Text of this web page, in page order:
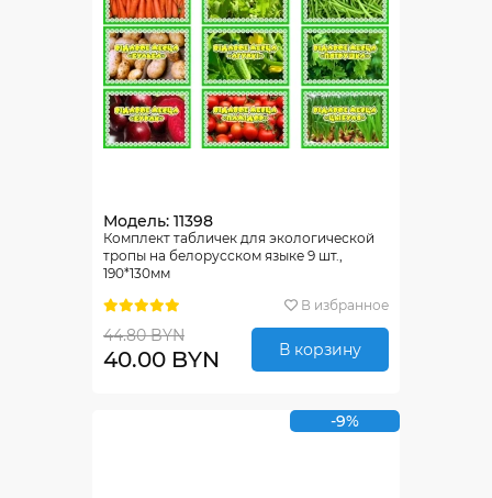
Модель: 11398
Комплект табличек для экологической
тропы на белорусском языке 9 шт.,
190*130мм
В избранное
44.80 BYN
40.00 BYN В корзину
-9%